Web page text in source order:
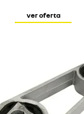
ver oferta